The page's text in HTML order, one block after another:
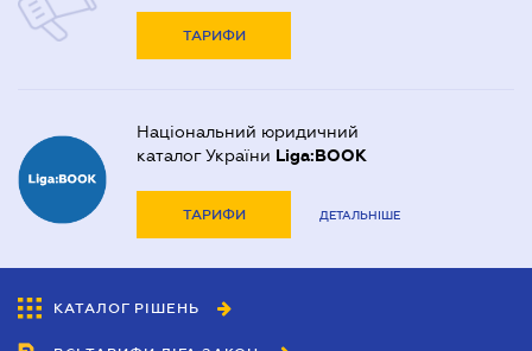
ТАРИФИ
Національний юридичний
каталог України Liga:BOOK
ТАРИФИ ДЕТАЛЬНІШЕ
КАТАЛОГ РІШЕНЬ